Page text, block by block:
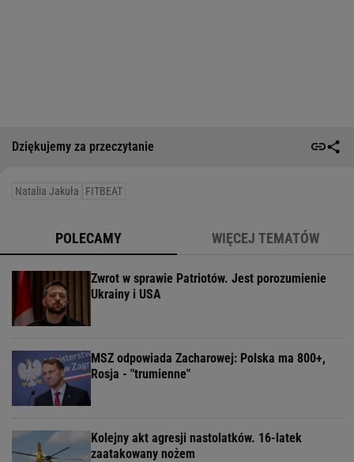
Dziękujemy za przeczytanie
Natalia Jakuła FITBEAT
POLECAMY WIĘCEJ TEMATÓW
Zwrot w sprawie Patriotów. Jest porozumienie
Ukrainy i USA
MSZ odpowiada Zacharowej: Polska ma 800+,
Rosja - "trumienne"
Kolejny akt agresji nastolatków. 16-latek
zaatakowany nożem